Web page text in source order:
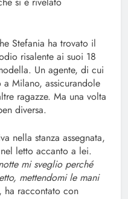
Stefania ha trovato il
risalente ai suoi 18
Un agente, di cui
Milano, assicurandole
ragazze. Ma una volta
diversa.
nella stanza assegnata,
letto accanto a lei.
mi sveglio perché
mettendomi le mani
ha raccontato con